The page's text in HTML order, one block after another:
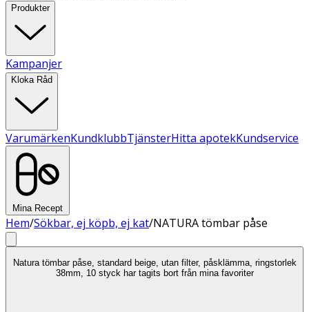
Produkter
Kampanjer
Kloka Råd
VarumärkenKundklubbTjänsterHitta apotekKundservice
Mina Recept
Hem/Sökbar, ej köpb, ej kat/NATURA tömbar påse
Natura tömbar påse, standard beige, utan filter, påsklämma, ringstorlek
38mm, 10 styck har tagits bort från mina favoriter